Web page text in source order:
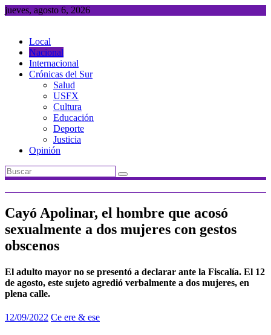
Saltar
jueves, agosto 6, 2026
Local
Nacional
Internacional
Crónicas del Sur
Salud
USFX
Cultura
Educación
Deporte
Justicia
Opinión
Cayó Apolinar, el hombre que acosó
sexualmente a dos mujeres con gestos
obscenos
El adulto mayor no se presentó a declarar ante la Fiscalía. El 12
de agosto, este sujeto agredió verbalmente a dos mujeres, en
plena calle.
12/09/2022 Ce ere & ese